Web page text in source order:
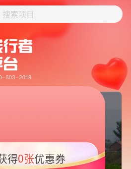
搜索项目
05:45
得0张优惠券